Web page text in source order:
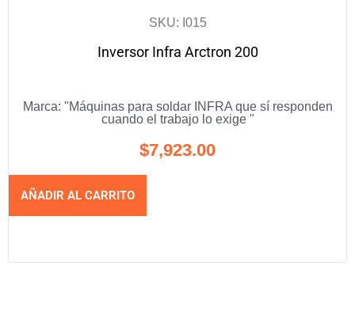
SKU: I015
Inversor Infra Arctron 200
Marca: "Máquinas para soldar INFRA que sí responden
cuando el trabajo lo exige "
$7,923.00
AÑADIR AL CARRITO